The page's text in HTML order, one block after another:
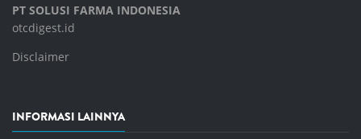
PT SOLUSI FARMA INDONESIA
otcdigest.id
Disclaimer
INFORMASI LAINNYA